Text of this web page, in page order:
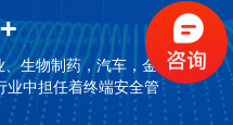
生物制药，汽车，金
中担任着终端安全管